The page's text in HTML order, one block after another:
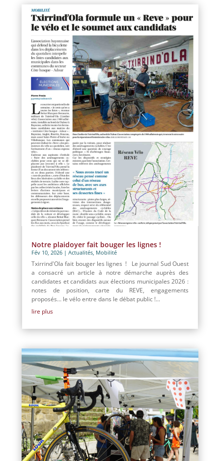
Notre plaidoyer fait bouger les lignes !
Fév 10, 2026| Actualités, Mobilité
Txirrind'Ola fait bouger les lignes ! Le journal Sud Ouest
a consacré un article à notre démarche auprès des
candidates et candidats aux élections municipales 2026 :
notes de position, carte du REVE, engagements
proposés… le vélo entre dans le débat public !...
lire plus